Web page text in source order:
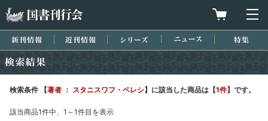
買物カゴを
新刊情報 近刊情報 シリーズ ニュース
検索条件 【著者 ： スタニスワフ・ベレシ】に該当した商品は【1件】です。
該当商品1件中、1～1件目を表示